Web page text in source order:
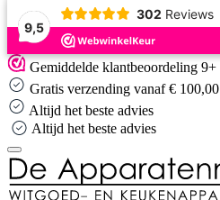
9,5
302 Reviews
Skip
to
content
Gemiddelde klantbeoordeling 9+
Gratis verzending vanaf € 100,00
Altijd het beste advies
Altijd het beste advies